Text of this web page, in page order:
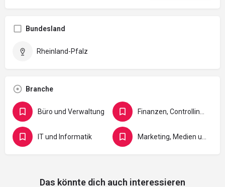
Bundesland
Rheinland-Pfalz
Branche
Büro und Verwaltung
IT und Informatik
Das könnte dich auch interessieren